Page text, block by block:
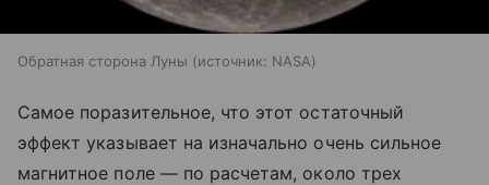
Обратная сторона Луны источник: NASA
Самое поразительное, что этот остаточный
эффект указывает на изначально очень сильное
магнитное поле — по расчетам, около трех